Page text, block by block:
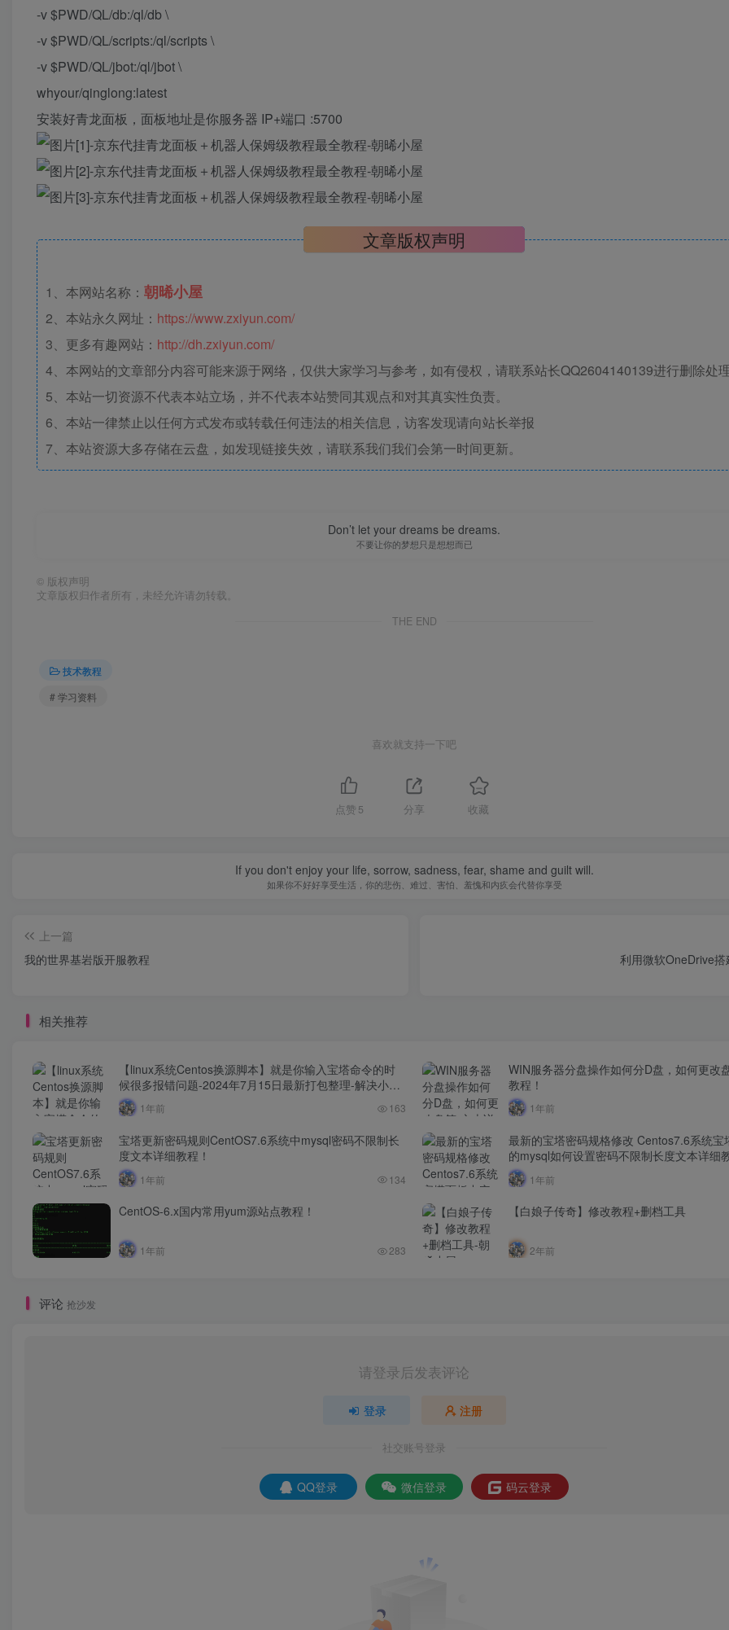
-v $PWD/QL/db:/ql/db \
-v $PWD/QL/scripts:/ql/scripts \
-v $PWD/QL/jbot:/ql/jbot \
whyour/qinglong:latest
安装好青龙面板，面板地址是你服务器 IP+端口 :5700
文章版权声明
1、本网站名称： 朝晞小屋
2、本站永久网址： https://www.zxiyun.com/
3、更多有趣网站： http://dh.zxiyun.com/
4、本网站的文章部分内容可能来源于网络，仅供大家学习与参考，如有侵权，请联系站长QQ2604140139进行删除处
5、本站一切资源不代表本站立场，并不代表本站赞同其观点和对其真实性负责。
6、本站一律禁止以任何方式发布或转载任何违法的相关信息，访客发现请向站长举报
7、本站资源大多存储在云盘，如发现链接失效，请联系我们我们会第一时间更新。
Don’t let your dreams be dreams.
不要让你的梦想只是想想而已
© 版权声明
文章版权归作者所有，未经允许请勿转载。
THE END
技术教程
# 学习资料
喜欢就支持一下吧
点赞 5 分享 收藏
If you don't enjoy your life, sorrow, sadness, fear, shame and guilt will.
如果你不好好享受生活，你的悲伤、难过、害怕、羞愧和内疚会代替你享受
上一篇
我的世界基岩版开服教程
利用微软OneDrive
相关推荐
【linux系统Centos换源脚本】就是你输入宝塔命令的时
候很多报错问题-2024年7月15日最新打包整理-解决小厂
服务器yum源！
1年前 163
WIN服务器分盘操作如何分D盘，如何更改
教程！
1年前
宝塔更新密码规则CentOS7.6系统中mysql密码不限制长
度文本详细教程！
1年前 134
最新的宝塔密码规格修改 Centos7.6系统宝
的mysql如何设置密码不限制长度文本详细
1年前
CentOS-6.x国内常用yum源站点教程！
1年前 283
【白娘子传奇】修改教程+删档工具
2年前
评论 抢沙发
请登录后发表评论
登录 注册
社交账号登录
QQ登录 微信登录 码云登录